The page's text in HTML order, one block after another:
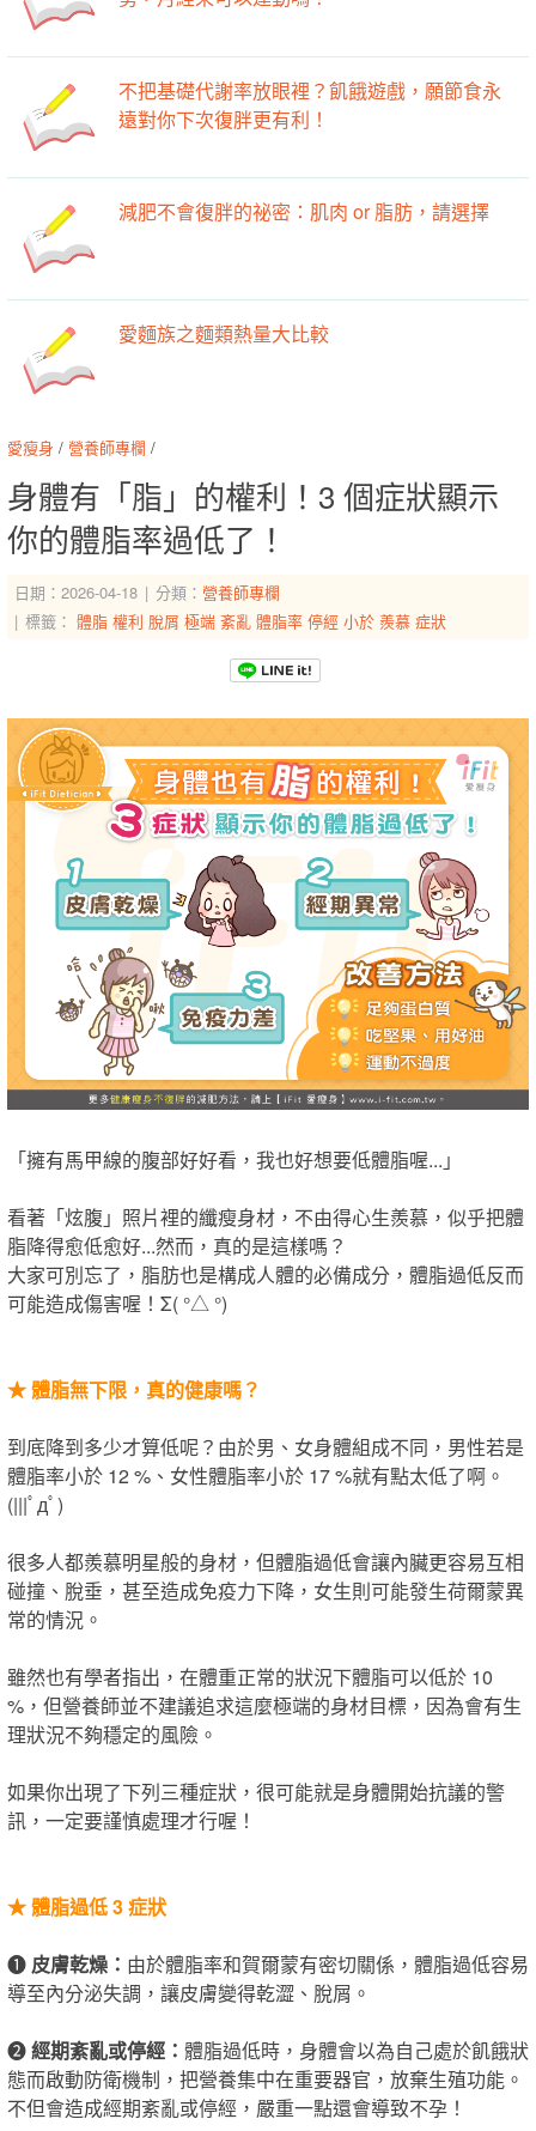
不把基礎代謝率放眼裡？飢餓遊戲，願節食永
遠對你下次復胖更有利！
減肥不會復胖的祕密：肌肉 or 脂肪，請選擇
愛麵族之麵類熱量大比較
愛瘦身 / 營養師專欄 /
身體有「脂」的權利！3 個症狀顯示
你的體脂率過低了！
日期：2026-04-18 分類： 營養師專欄
標籤： 體脂 權利 脫屑 極端 紊亂 體脂率 停經 小於 羨慕 症狀
「​擁有馬甲線的腹部好好看，我也好想要低體脂喔...」
看著「炫腹」照片裡的纖瘦身材，​不由得心生羨慕，​似乎把體
脂降得愈低愈好​...​然而​​，​真的是這樣嗎？
大家可別忘了，脂肪也是構成人體的必備成分，體脂過低​反而​
可能造成傷害​喔​！Σ( °△ °)
★體脂無下限，真的健康嗎？
到底降到多少才算低呢？由於男、女身體組成不同，男性若是
體脂率小於 12 %、女性體脂率小於 17 %就有點太低了啊。
(|||ﾟдﾟ)
很多人都羨慕明星般的身材，但體脂過低會讓內臟更容易互相
碰撞、脫垂，甚至造成免疫力下降，女生​則​可能發生荷爾蒙異
常的情況。
雖然也有學者指出，在體重正常的狀況下體脂可以低於 10
%，但營養師並不建議追求這麼極端的身材目標，因為會有生
理狀況不夠穩定的風險。
如果你出現了下列三種症狀，很可能就是身體開始抗議的警
訊，一定要謹慎處理才行喔！
★體脂過低 3 症狀
❶ 皮膚乾燥： 由於體脂率​和賀爾蒙有密切關係，體脂過低容易
導至內分泌失調，讓皮膚變得乾澀、脫屑。
❷經期紊亂或停經： 體脂過低時，身體會以為自己處於飢餓狀
態而啟動防衛機制，把營養集中在重要器官，放棄生殖功能。
不但會造成經期紊亂或停經，嚴重一點還會導致不孕！